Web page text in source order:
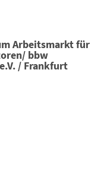
Arbeitsmarkt für
bbw
/ Frankfurt